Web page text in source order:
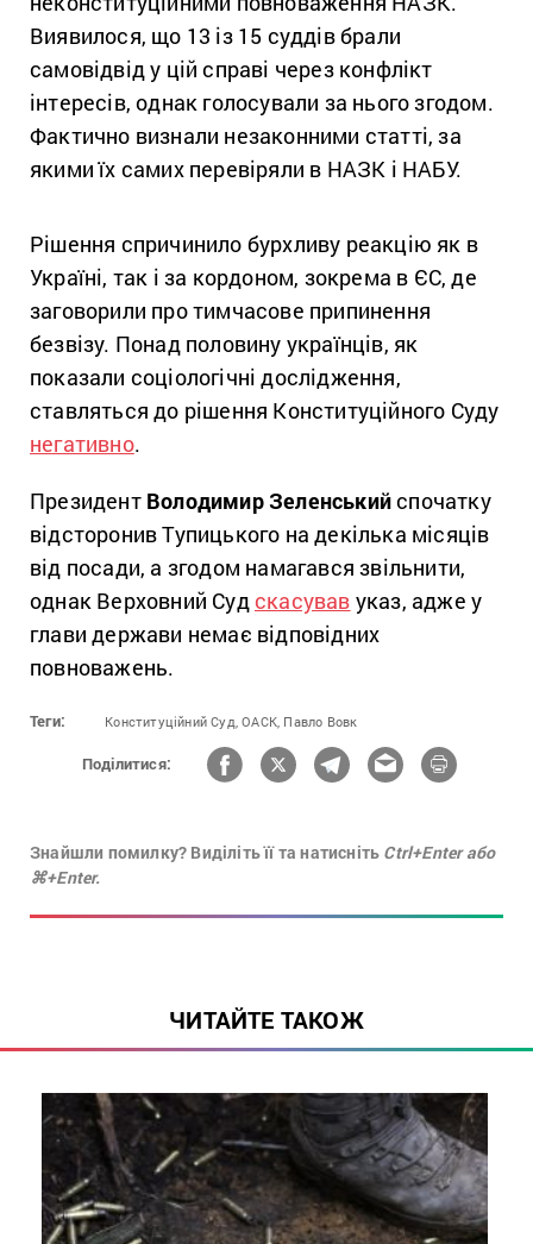
Виявилося, що 13 із 15 суддів брали
самовідвід у цій справі через конфлікт
інтересів, однак голосували за нього згодом.
Фактично визнали незаконними статті, за
якими їх самих перевіряли в НАЗК і НАБУ.
Рішення спричинило бурхливу реакцію як в
Україні, так і за кордоном, зокрема в ЄС, де
заговорили про тимчасове припинення
безвізу. Понад половину українців, як
показали соціологічні дослідження,
ставляться до рішення Конституційного Суду
негативно.
Президент Володимир Зеленськийспочатку
відсторонив Тупицького на декілька місяців
від посади, а згодом намагався звільнити,
однак Верховний Суд скасував указ, адже у
глави держави немає відповідних
повноважень.
Теги: Конституційний Суд, ОАСК, Павло Вовк
Поділитися:
Знайшли помилку? Виділіть її та натисніть Ctrl+Enter або
⌘+Enter.
ЧИТАЙТЕ ТАКОЖ